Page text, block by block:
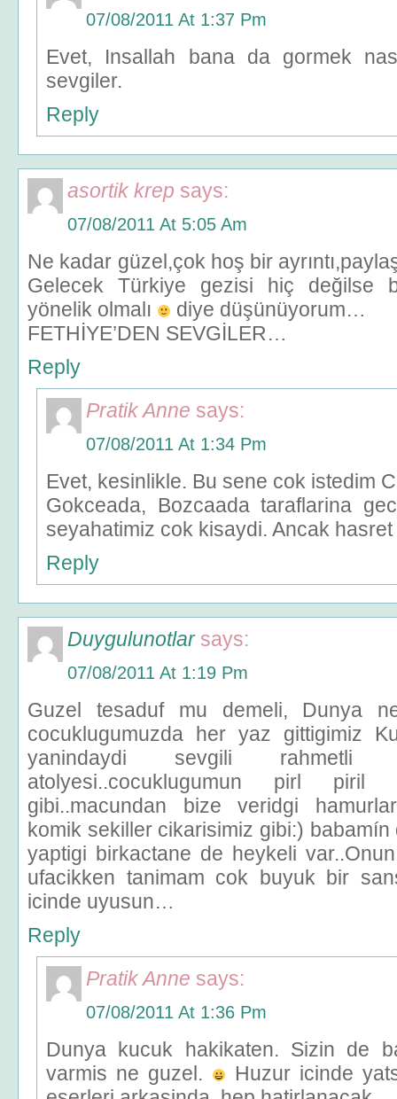
07/08/2011 At 1:37 Pm
Evet, Insallah bana da gormek
sevgiler.
Reply
asortik krep says:
07/08/2011 At 5:05 Am
Ne kadar güzel,çok hoş bir
Gelecek Türkiye gezisi hiç değilse
yönelik olmalı
diye düşünüyorum…
FETHİYE’DEN SEVGİLER…
Reply
Pratik Anne says:
07/08/2011 At 1:34 Pm
Evet, kesinlikle. Bu sene cok istedim
Gokceada, Bozcaada taraflarina
seyahatimiz cok kisaydi. Ancak
Reply
Duygulunotlar says:
07/08/2011 At 1:19 Pm
Guzel tesaduf mu demeli, Dunya
cocuklugumuzda her yaz gittigimiz
yanindaydi sevgili rahmetli
atolyesi..cocuklugumun pirl
gibi..macundan bize veridgi
komik sekiller cikarisimiz gibi:)
yaptigi birkactane de heykeli
ufacikken tanimam cok buyuk bir
icinde uyusun…
Reply
Pratik Anne says:
07/08/2011 At 1:36 Pm
Dunya kucuk hakikaten. Sizin de
varmis ne guzel.
Huzur icinde